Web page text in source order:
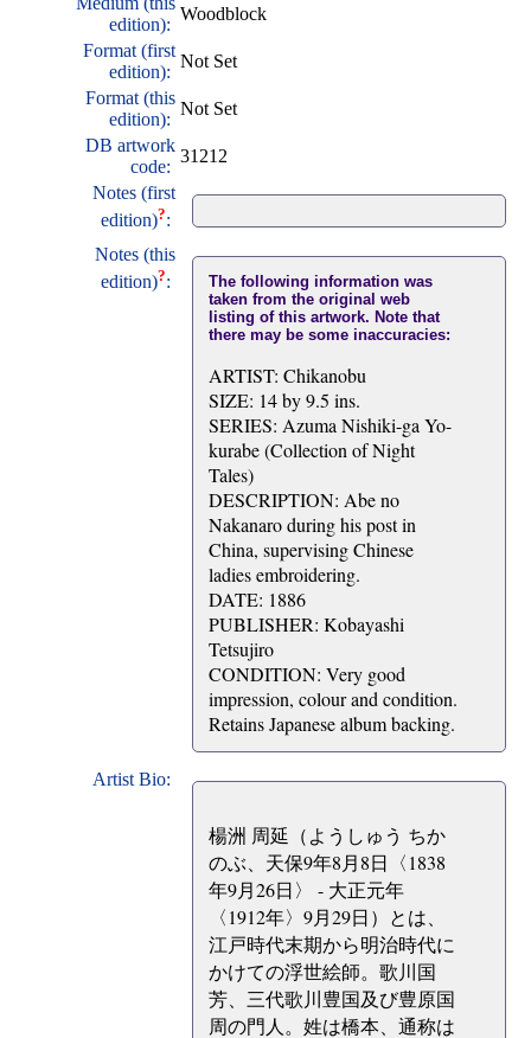
edition):
Woodblock
Format (first
edition):
Not Set
Format (this
edition):
Not Set
DB artwork
code:
31212
Notes (first
edition)?:
Notes (this
edition)?:
The following information was
taken from the original web
listing of this artwork. Note that
there may be some inaccuracies:
ARTIST: Chikanobu
SIZE: 14 by 9.5 ins.
SERIES: Azuma Nishiki-ga Yo-
kurabe (Collection of Night
Tales)
DESCRIPTION: Abe no
Nakanaro during his post in
China, supervising Chinese
ladies embroidering.
DATE: 1886
PUBLISHER: Kobayashi
Tetsujiro
CONDITION: Very good
impression, colour and condition.
Retains Japanese album backing.
Artist Bio:
楊洲 周延（ようしゅう ちか
のぶ、天保9年8月8日〈1838
年9月26日〉 - 大正元年
〈1912年〉9月29日）とは、
江戸時代末期から明治時代に
かけての浮世絵師。歌川国
芳、三代歌川豊国及び豊原国
周の門人。姓は橋本、通称は